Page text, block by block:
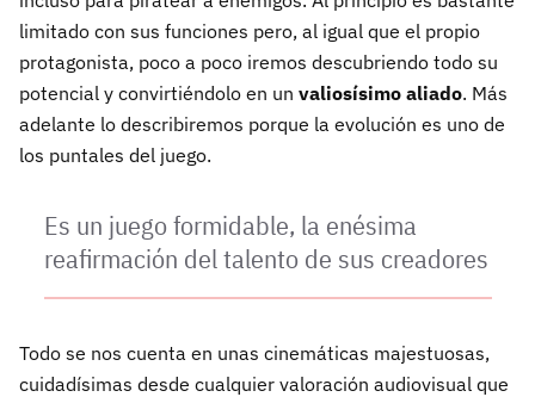
limitado con sus funciones pero, al igual que el propio
protagonista, poco a poco iremos descubriendo todo su
potencial y convirtiéndolo en un valiosísimo aliado. Más
adelante lo describiremos porque la evolución es uno de
los puntales del juego.
Es un juego formidable, la enésima
reafirmación del talento de sus creadores
Todo se nos cuenta en unas cinemáticas majestuosas,
cuidadísimas desde cualquier valoración audiovisual que